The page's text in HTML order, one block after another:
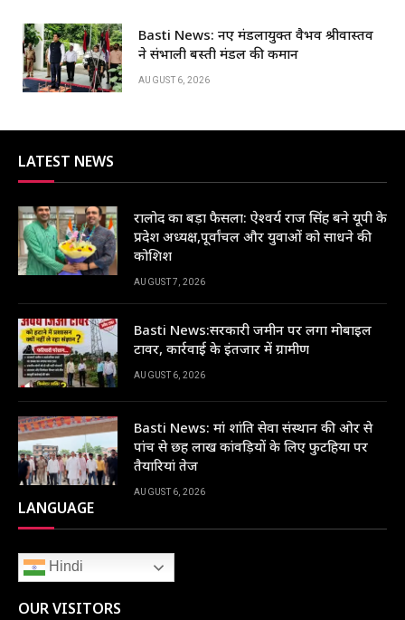
Basti News: नए मंडलायुक्त वैभव श्रीवास्तव
ने संभाली बस्ती मंडल की कमान
AUGUST 6, 2026
LATEST NEWS
रालोद का बड़ा फैसला: ऐश्वर्य राज सिंह बने यूपी के
प्रदेश अध्यक्ष,पूर्वांचल और युवाओं को साधने की
कोशिश
AUGUST 7, 2026
Basti News:सरकारी जमीन पर लगा मोबाइल
टावर, कार्रवाई के इंतजार में ग्रामीण
AUGUST 6, 2026
Basti News: मां शांति सेवा संस्थान की ओर से
पांच से छह लाख कांवड़ियों के लिए फुटहिया पर
तैयारियां तेज
AUGUST 6, 2026
LANGUAGE
Hindi
OUR VISITORS